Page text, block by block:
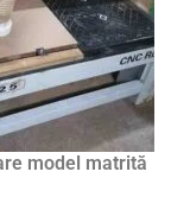
model matrită